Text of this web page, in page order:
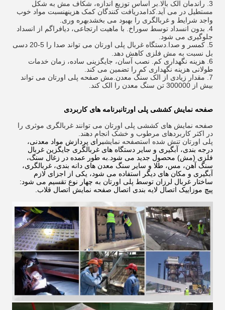
3. راندمان الک بالا.بر اساس توزیع اندازه، شکاف مش به شکل
مستطیل در می آید.کدامدریافت کنندگان کمک هزینهنسبت مواد خوب
واجد شرایط و غربالگری را بهبود می بخشدبهره وری
4. بدون انسداد توسط سوراخ. با ماهیت ارتجاعی، دیافراگم از انسداد
جلوگیری می شود.
5. کم
سر و صدا
.دستگاه غربال پلی اورتان می تواند صدا را 5-20 دسی
بل نسبت به مش فلزی کاهش دهد.
6. هزینه نگهداری کم. نصب آسان، جایگزینی ساده، زمان خدمات
طولانی هزینه نگهداری کم را تضمین می کند.
7. مقدار زیادی از الک سنگ معدن.مش صفحه پلی اورتان می تواند
بیش از 300000 تن سنگ معدن را الک کند.
صفحه نمایش کششی پلی اورتانبرنامه های کاربردی
صفحه نمایش های کششی پلی اورتان می توانند غربالگری موثری را
در اکثر کاربردهای مرطوب و خشک انجام دهند.
پلی اورتان تنش شده استصفحه نمایشبرای پردازش مواد معدنی،
درجه بندی، آبگیری و سایر دستگاه های غربالگری جایگزین غربال
فلزی (مش) محصول جدید می شود.به طور عمده در زغال سنگ،
سنگ آهن، مس، طلا و سایر سنگ معدن های دانه بندی، غربالگری،
آبگیری و مکان های دیگر استفاده می شود، یکی از اجزای لازم
ساختار غربال لرزان توسط پلی اورتان به چهار نوع تقسیم می شود:
پیچ موزاییک اتصال لایه بندی اتصال صفحه نمایش اتصال قلاب.